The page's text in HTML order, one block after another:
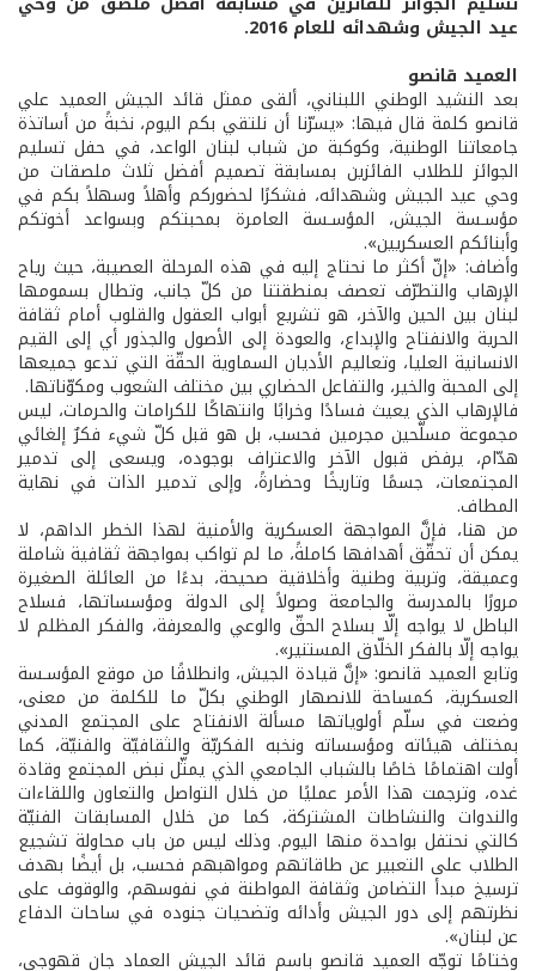
عيد الجيش وشهدائه للعام 2016.
العميد قانصو
بعد النشيد الوطني اللبناني، ألقى ممثل قائد الجيش العميد علي
قانصو كلمة قال فيها: «يسرّنا أن نلتقي بكم اليوم، نخبةً من أساتذة
جامعاتنا الوطنية، وكوكبة من شباب لبنان الواعد، في حفل تسليم
الجوائز للطلاب الفائزين بمسابقة تصميم أفضل ثلاث ملصقات من
وحي عيد الجيش وشهدائه، فشكرًا لحضوركم وأهلاً وسهلاً بكم في
مؤسـسة الجيش، المؤسـسة العامرة بمحبتكم وبسواعد أخوتكم
وأبنائكم العسكريين».
وأضاف: «إنّ أكثر ما نحتاج إليه في هذه المرحلة العصيبة، حيث رياح
الإرهاب والتطرّف تعصف بمنطقتنا من كلّ جانب، وتطال بسمومها
لبنان بين الحين والآخر، هو تشريع أبواب العقول والقلوب أمام ثقافة
الحرية والانفتاح والإبداع، والعودة إلى الأصول والجذور أي إلى القيم
الانسانية العليا، وتعاليم الأديان السماوية الحقّة التي تدعو جميعها
إلى المحبة والخير، والتفاعل الحضاري بين مختلف الشعوب ومكوّناتها.
فالإرهاب الذي يعيث فسادًا وخرابًا وانتهاكًا للكرامات والحرمات، ليس
مجموعة مسلّحين مجرمين فحسب، بل هو قبل كلّ شيء فكرٌ إلغائي
هدّام، يرفض قبول الآخر والاعتراف بوجوده، ويسعى إلى تدمير
المجتمعات، جسمًا وتاريخًا وحضارةً، وإلى تدمير الذات في نهاية
المطاف.
من هنا، فإنَّ المواجهة العسكرية والأمنية لهذا الخطر الداهم، لا
يمكن أن تحقّق أهدافها كاملةً، ما لم تواكب بمواجهة ثقافية شاملة
وعميقة، وتربية وطنية وأخلاقية صحيحة، بدءًا من العائلة الصغيرة
مرورًا بالمدرسة والجامعة وصولاً إلى الدولة ومؤسساتها، فسلاح
الباطل لا يواجه إلّا بسلاح الحقّ والوعي والمعرفة، والفكر المظلم لا
يواجه إلّا بالفكر الخلّاق المستنير».
وتابع العميد قانصو: «إنَّ قيادة الجيش، وانطلاقًا من موقع المؤسـسة
العسكرية، كمساحة للانصهار الوطني بكلّ ما للكلمة من معنى،
وضعت في سلّم أولوياتها مسألة الانفتاح على المجتمع المدني
بمختلف هيئاته ومؤسساته ونخبه الفكريّة والثقافيّة والفنيّة، كما
أولت اهتمامًا خاصًا بالشباب الجامعي الذي يمثّل نبض المجتمع وقادة
غده، وترجمت هذا الأمر عمليًا من خلال التواصل والتعاون واللقاءات
والندوات والنشاطات المشتركة، كما من خلال المسابقات الفنيّة
كالتي نحتفل بواحدة منها اليوم. وذلك ليس من باب محاولة تشجيع
الطلاب على التعبير عن طاقاتهم ومواهبهم فحسب، بل أيضًا بهدف
ترسيخ مبدأ التضامن وثقافة المواطنة في نفوسهم، والوقوف على
نظرتهم إلى دور الجيش وأدائه وتضحيات جنوده في ساحات الدفاع
عن لبنان».
وختامًا توجّه العميد قانصو باسم قائد الجيش العماد جان قهوجي،